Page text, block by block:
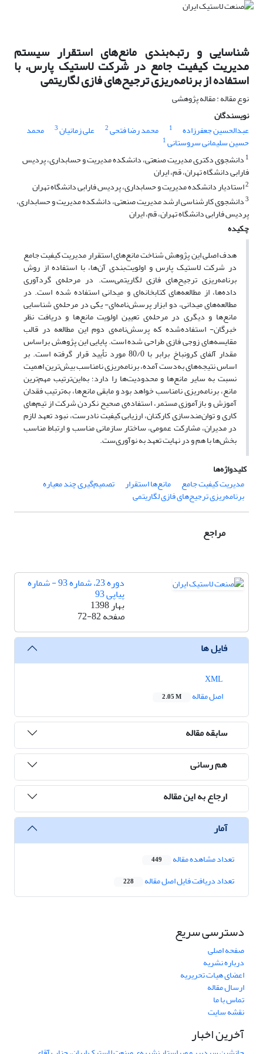
شناسایی و رتبه‌بندی مانع‌های استقرار سیستم
مدیریت کیفیت جامع در شرکت لاستیک پارس، با
استفاده از برنامه‌ریزی ترجیح‌های فازی لگاریتمی
نوع مقاله : مقاله پژوهشی
نویسندگان
عبدالحسین جعفرزاده
1 محمد رضا فتحی2 علی زمانیان3 محمد
حسین سلیمانی سروستانی1
1 دانشجوی دکتری مدیریت صنعتی، دانشکده مدیریت و حسابداری، پردیس
فارابی دانشگاه تهران، قم، ایران
2استادیار دانشکده مدیریت و حسابداری، پردیس فارابی دانشگاه تهران
3دانشجوی کارشناسی ارشد مدیریت صنعتی، دانشکده مدیریت و حسابداری،
پردیس فارابی دانشگاه تهران، قم، ایران
چکیده
هدف اصلی این پژوهش شناخت مانع‌های استقرار مدیریت کیفیت جامع
در شرکت لاستیک پارس و اولویت‌بندی آن‌ها، با استفاده از روش
برنامه‌ریزی ترجیح‌های فازی لگاریتمی‌ست. در مرحله‌ی گردآوری
داده‌ها، از مطالعه‌های کتابخانه‌ای و میدانی استفاده شده است. در
مطالعه‌های میدانی، دو ابزار پرسش‌نامه‌ای- یکی در مرحله‌ی شناسایی
مانع‌ها و دیگری در مرحله‌ی تعیین اولویت مانع‌ها و دریافت نظر
خبرگان- استفاده‌شده که پرسش‌نامه‌ی دوم این مطالعه در قالب
مقایسه‌های زوجی فازی طراحی شده است. پایایی این پژوهش براساس
مقدار آلفای کرونباخ برابر با 80/0 مورد تأیید قرار گرفته است. بر
اساس نتیجه‌های به‌دست آمده، برنامه‌ریزی نامناسب بیش‌ترین اهمیت
نسبت به سایر مانع‌ها و محدودیت‌ها را دارد؛ به‌این‌ترتیب مهم‌ترین
مانع، برنامه‌ریزی نامناسب خواهد بود و مابقی مانع‌ها، به‌ترتیب فقدان
آموزش و بازآموزی مستمر، استفاده‌ی صحیح نکردن شرکت از تیم‌های
کاری و توان‌مندسازی کارکنان، ارزیابی کیفیت نادرست، نبود تعهد لازم
در مدیران، مشارکت عمومی، ساختار سازمانی مناسب و ارتباط مناسب
بخش‌ها با هم و در نهایت تعهد به نوآوری‌ست.
کلیدواژه‌ها
مدیریت کیفیت جامع
مانع‌ها استقرار تصمیم‌گیری چند معیاره
برنامه‌ریزی ترجیح‌های فازی لگاریتمی
مراجع
دوره 23، شماره 93 - شماره
پیاپی 93
بهار 1398
صفحه72-82
فایل ها
اصل مقاله
2.05 M
سابقه مقاله
هم رسانی
ارجاع به این مقاله
آمار
تعداد مشاهده مقاله 449
تعداد دریافت فایل اصل مقاله 228
دسترسی سریع
صفحه اصلی
درباره نشریه
اعضای هیات تحریریه
ارسال مقاله
تماس با ما
نقشه سایت
آخرین اخبار